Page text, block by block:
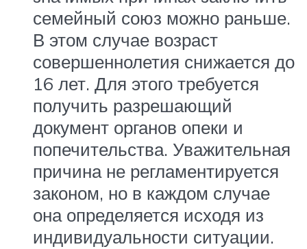
семейный союз можно раньше.
В этом случае возраст
совершеннолетия снижается до
16 лет. Для этого требуется
получить разрешающий
документ органов опеки и
попечительства. Уважительная
причина не регламентируется
законом, но в каждом случае
она определяется исходя из
индивидуальности ситуации.